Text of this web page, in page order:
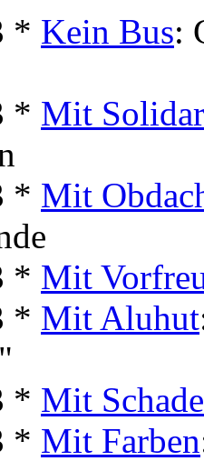
* Kein Bus:
* Mit
* Mit
* Mit
* Mit Aluhut
* Mit
* Mit Farben